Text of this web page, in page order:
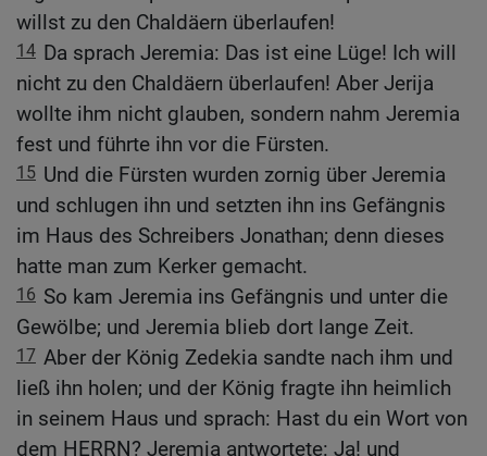
willst zu den Chaldäern überlaufen!
14 Da sprach Jeremia: Das ist eine Lüge! Ich will
nicht zu den Chaldäern überlaufen! Aber Jerija
wollte ihm nicht glauben, sondern nahm Jeremia
fest und führte ihn vor die Fürsten.
15 Und die Fürsten wurden zornig über Jeremia
und schlugen ihn und setzten ihn ins Gefängnis
im Haus des Schreibers Jonathan; denn dieses
hatte man zum Kerker gemacht.
16 So kam Jeremia ins Gefängnis und unter die
Gewölbe; und Jeremia blieb dort lange Zeit.
17 Aber der König Zedekia sandte nach ihm und
ließ ihn holen; und der König fragte ihn heimlich
in seinem Haus und sprach: Hast du ein Wort von
dem HERRN? Jeremia antwortete: Ja! und